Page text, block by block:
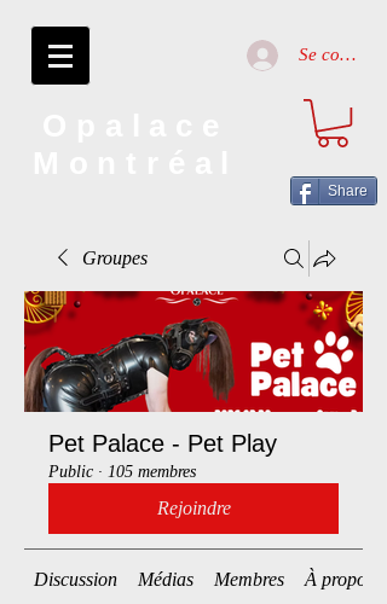
Se connecter
Share
Groupes
Pet Palace - Pet Play
Public · 105 membres
Rejoindre
Discussion Médias Membres À propos